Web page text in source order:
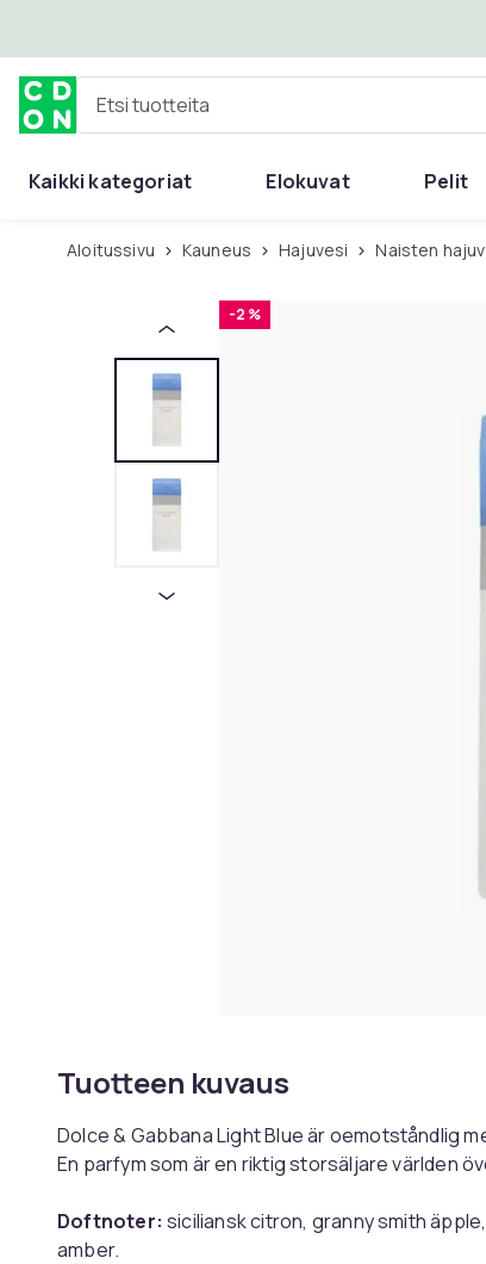
Etsi tuotteita
Kaikki kategoriat Elokuvat Pelit
Aloitussivu Kauneus Hajuvesi Naisten
-2 %
Tuotteen kuvaus
Dolce & Gabbana Light Blue är oemotståndlig
En parfym som är en riktig storsäljare världen
Doftnoter:siciliansk citron, granny smith
amber.